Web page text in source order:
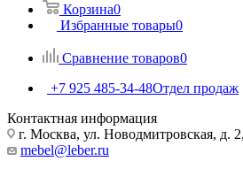
Корзина0
Избранные товары0
Сравнение товаров0
+7 925 485-34-48Отдел продаж
Контактная информация
г. Москва, ул. Новодмитровская, д.
mebel@leber.ru